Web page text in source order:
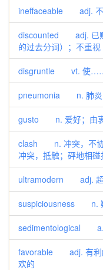
ineffaceable adj. 不
discounted adj. 已贴
的过去分词）；不重视
disgruntle vt. 使
pneumonia n. 肺炎
gusto n. 爱好；由
clash n. 冲突，不协
冲突，抵触；砰地相
ultramodern adj. 超
suspiciousness n. 疑
sedimentological a.
favorable adj. 有利
欢的